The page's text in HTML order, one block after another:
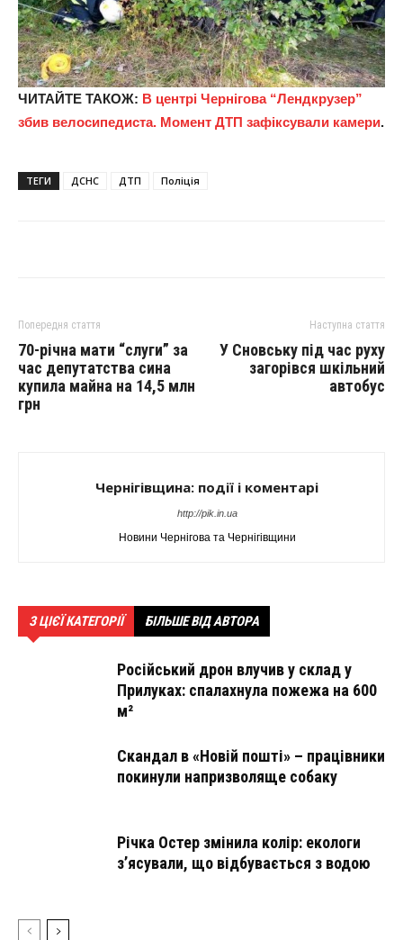
ЧИТАЙТЕ ТАКОЖ: В центрі Чернігова “Лендкрузер”
збив велосипедиста. Момент ДТП зафіксували камери.
ТЕГИ ДСНС ДТП Поліція
Попередня стаття
70-річна мати “слуги” за
час депутатства сина
купила майна на 14,5 млн
грн
Наступна стаття
У Сновську під час руху
загорівся шкільний
автобус
Чернігівщина: події і коментарі
http://pik.in.ua
Новини Чернігова та Чернігівщини
З ЦІЄЇ КАТЕГОРІЇ БІЛЬШЕ ВІД АВТОРА
Російський дрон влучив у склад у
Прилуках: спалахнула пожежа на 600
м²
Скандал в «Новій пошті» – працівники
покинули напризволяще собаку
Річка Остер змінила колір: екологи
з’ясували, що відбувається з водою